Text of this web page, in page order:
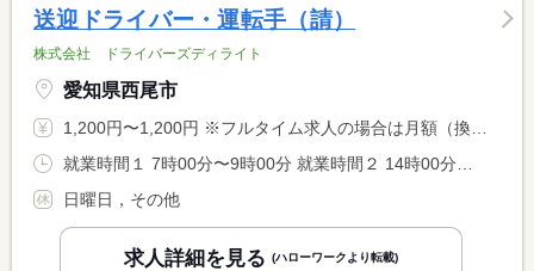
送迎ドライバー・運転手（請）
株式会社 ドライバーズディライト
愛知県西尾市
1,200円〜1,200円 ※フルタイム求人の場合は月額（換算額）、パート求人の場合は時間額を表示しています。
日曜日，その他
求人詳細を見る (ハローワークより転載)